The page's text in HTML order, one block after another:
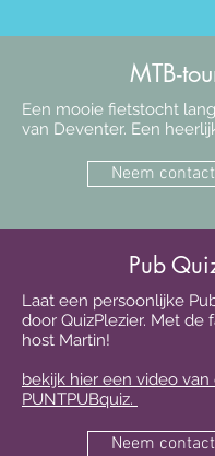
MTB-
Een mooie fietstocht
van Deventer. Een
Neem
Pub
Laat een persoonlijke
door QuizPlezier. Met de
host Martin!
bekijk hier een video van
PUNTPUBquiz.
Neem